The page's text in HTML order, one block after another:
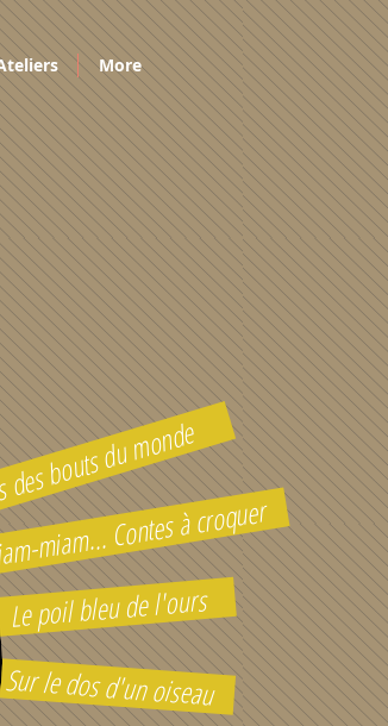
More
bouts du monde
Sur le dos d'un oiseau
Le poil bleu de l'ours
miam... Contes à croquer